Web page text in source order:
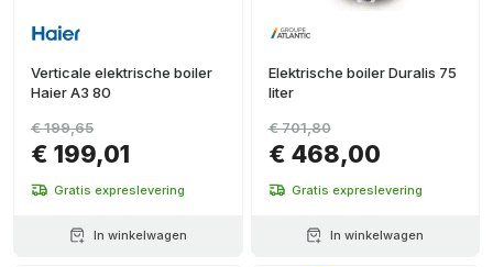
Verticale elektrische boiler
Haier A3 80
€ 199,01
€ 199,65
Gratis expreslevering
In winkelwagen
Elektrische boiler Duralis 75
liter
€ 468,00
€ 701,80
Gratis expreslevering
In winkelwagen